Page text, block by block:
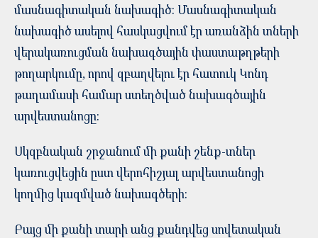
մասնագիտական նախագիծ: Մասնագիտական
նախագիծ ասելով հասկացվում էր առանձին տների
վերակառուցման նախագծային փաստաթղթերի
թողարկումը, որով զբաղվելու էր հատուկ Կոնդ
թաղամասի համար ստեղծված նախագծային
արվեստանոցը:
Սկզբնական շրջանում մի քանի շենք-տներ
կառուցվեցին ըստ վերոհիշյալ արվեստանոցի
կողմից կազմված նախագծերի:
Բայց մի քանի տարի անց քանդվեց սովետական